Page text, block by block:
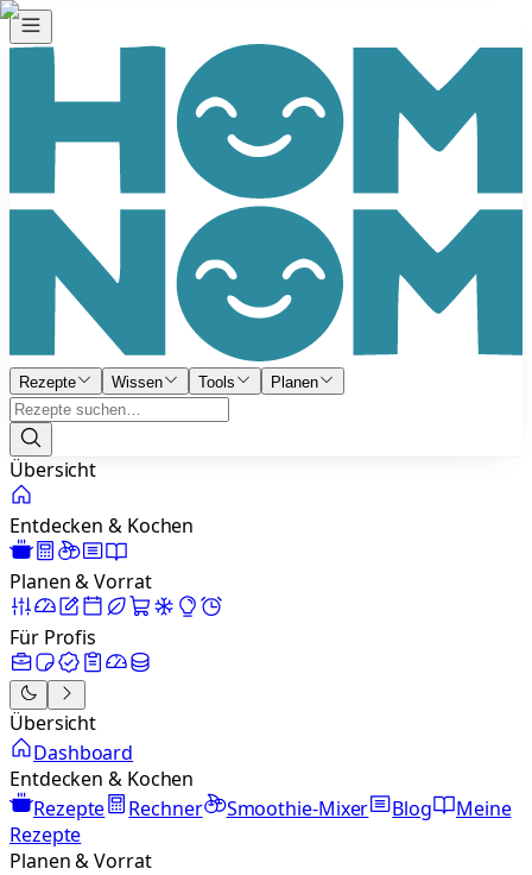
Rezepte Wissen Tools Planen
Übersicht
Entdecken & Kochen
Planen & Vorrat
Für Profis
Übersicht
Dashboard
Entdecken & Kochen
Rezepte
Rechner Smoothie-Mixer Blog
Meine
Rezepte
Planen & Vorrat